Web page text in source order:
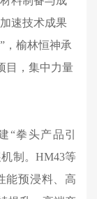
速技术成果
”，榆林恒神承
目，集中力量
“拳头产品引
制。HM43等
能预浸料、高